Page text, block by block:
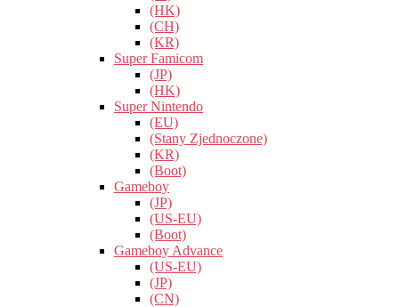
(HK)
(CH)
(KR)
Super Famicom
(JP)
(HK)
Super Nintendo
(EU)
(Stany Zjednoczone)
(KR)
(Boot)
Gameboy
(JP)
(US-EU)
(Boot)
Gameboy Advance
(US-EU)
(JP)
(CN)